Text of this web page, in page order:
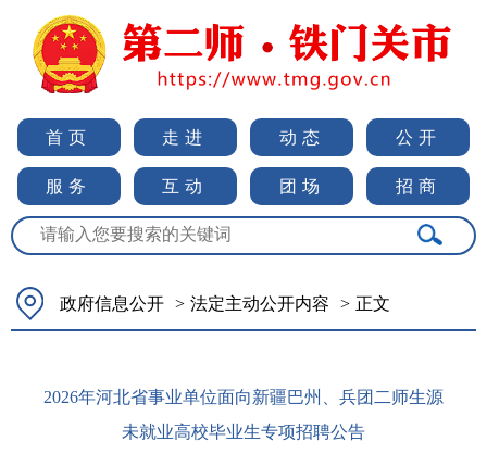
首页 走进 动态 公开
服务 互动 团场 招商
政府信息公开 > 法定主动公开内容 > 正文
2026年河北省事业单位面向新疆巴州、兵团二师生源
未就业高校毕业生专项招聘公告